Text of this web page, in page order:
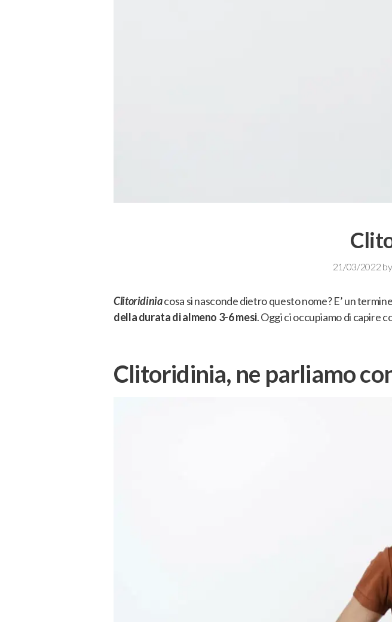
21/03/2022 by
Clitoridiniacosa si nasconde dietro questo nome?E’ un
della durata di almeno 3-6 mesi. Oggi ci occupiamo di capire
Clitoridinia, ne parliamo